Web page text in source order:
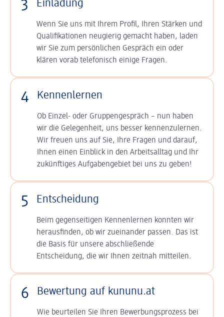
3 Einladung
Wenn Sie uns mit Ihrem Profil, Ihren Stärken und
Qualifikationen neugierig gemacht haben, laden
wir Sie zum persönlichen Gespräch ein oder
klären vorab telefonisch einige Fragen.
4 Kennenlernen
Ob Einzel- oder Gruppengespräch – nun haben
wir die Gelegenheit, uns besser kennenzulernen.
Wir freuen uns auf Sie, Ihre Fragen und darauf,
Ihnen einen Einblick in den Arbeitsalltag und Ihr
zukünftiges Aufgabengebiet bei uns zu geben!
5 Entscheidung
Beim gegenseitigen Kennenlernen konnten wir
herausfinden, ob wir zueinander passen. Das ist
die Basis für unsere abschließende
Entscheidung, die wir Ihnen zeitnah mitteilen.
6 Bewertung auf kununu.at
Wie beurteilen Sie Ihren Bewerbungsprozess bei